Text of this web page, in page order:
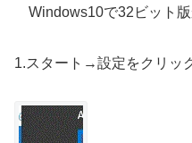
Windows10で32ビット
1.スタート→設定をクリッ